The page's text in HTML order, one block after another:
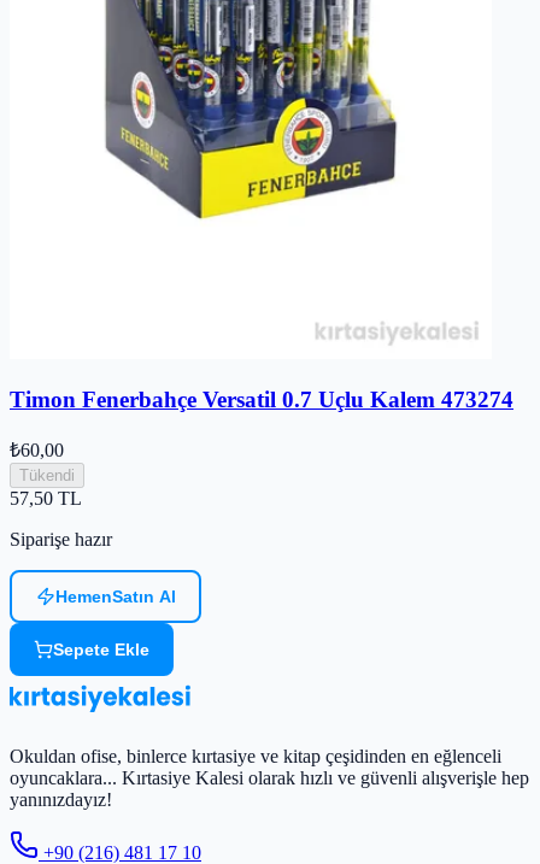
Timon Fenerbahçe Versatil 0.7 Uçlu Kalem 473274
₺60,00
Tükendi
57,50 TL
Siparişe hazır
HemenSatın Al
Sepete Ekle
Okuldan ofise, binlerce kırtasiye ve kitap çeşidinden en eğlenceli
oyuncaklara... Kırtasiye Kalesi olarak hızlı ve güvenli alışverişle hep
yanınızdayız!
+90 (216) 481 17 10